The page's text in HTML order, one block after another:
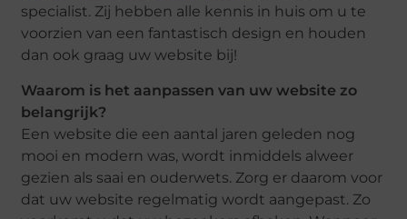
specialist. Zij hebben alle kennis in huis om u te
voorzien van een fantastisch design en houden
dan ook graag uw website bij!
Waarom is het aanpassen van uw website zo
belangrijk?
Een website die een aantal jaren geleden nog
mooi en modern was, wordt inmiddels alweer
gezien als saai en ouderwets. Zorg er daarom voor
dat uw website regelmatig wordt aangepast. Zo